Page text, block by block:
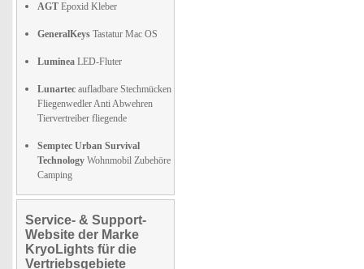
AGT Epoxid Kleber
GeneralKeys Tastatur Mac OS
Luminea LED-Fluter
Lunartec aufladbare Stechmücken
Fliegenwedler Anti Abwehren
Tiervertreiber fliegende
Semptec Urban Survival
Technology Wohnmobil Zubehöre
Camping
Service- & Support-
Website der Marke
KryoLights für die
Vertriebsgebiete